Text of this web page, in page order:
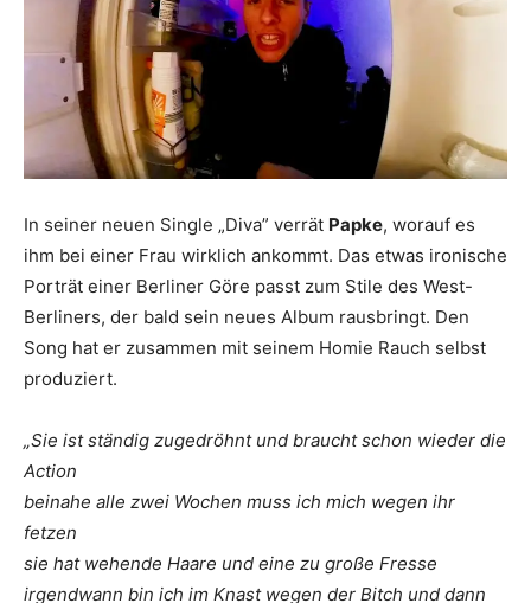
In seiner neuen Single „Diva” verrät Papke, worauf es
ihm bei einer Frau wirklich ankommt. Das etwas ironische
Porträt einer Berliner Göre passt zum Stile des West-
Berliners, der bald sein neues Album rausbringt. Den
Song hat er zusammen mit seinem Homie Rauch selbst
produziert.
„Sie ist ständig zugedröhnt und braucht schon wieder die
Action
beinahe alle zwei Wochen muss ich mich wegen ihr
fetzen
sie hat wehende Haare und eine zu große Fresse
irgendwann bin ich im Knast wegen der Bitch und dann